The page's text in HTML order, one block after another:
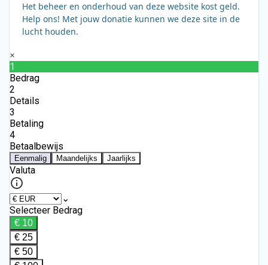
Het beheer en onderhoud van deze website kost geld.
Help ons! Met jouw donatie kunnen we deze site in de
lucht houden.